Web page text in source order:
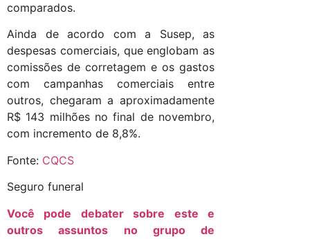
comparados.
Ainda de acordo com a Susep, as
despesas comerciais, que englobam as
comissões de corretagem e os gastos
com campanhas comerciais entre
outros, chegaram a aproximadamente
R$ 143 milhões no final de novembro,
com incremento de 8,8%.
Fonte: CQCS
Seguro funeral
Você pode debater sobre este e
outros assuntos no grupo de